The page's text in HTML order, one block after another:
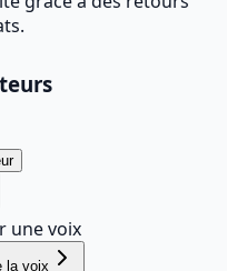
une voix
la voix